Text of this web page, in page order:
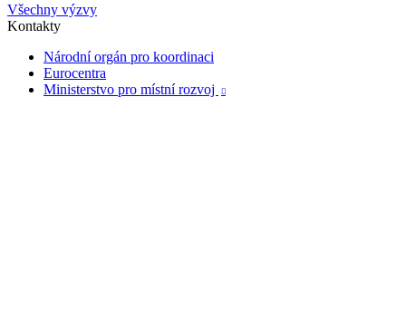
Všechny výzvy
Kontakty
Národní orgán pro koordinaci
Eurocentra
Ministerstvo pro místní rozvoj
